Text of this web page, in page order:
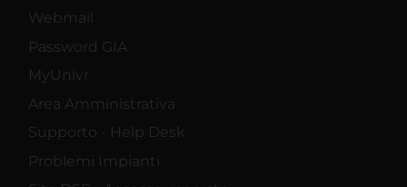
Webmail
Password GIA
MyUnivr
Area Amministrativa
Supporto - Help Desk
Problemi Impianti